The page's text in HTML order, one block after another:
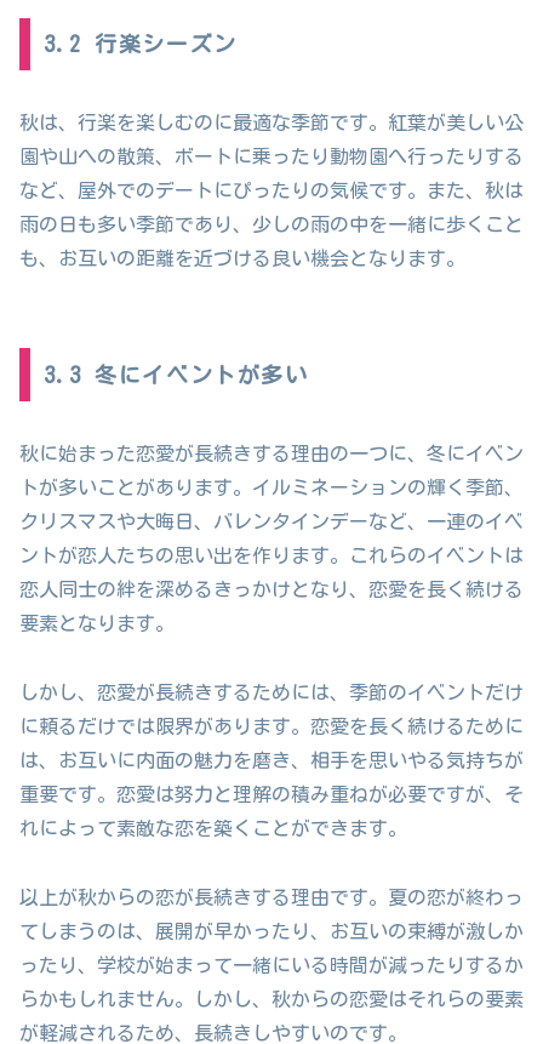
3.2 行楽シーズン
秋は、行楽を楽しむのに最適な季節です。紅葉が美しい公
園や山への散策、ボートに乗ったり動物園へ行ったりする
など、屋外でのデートにぴったりの気候です。また、秋は
雨の日も多い季節であり、少しの雨の中を一緒に歩くこと
も、お互いの距離を近づける良い機会となります。
3.3 冬にイベントが多い
秋に始まった恋愛が長続きする理由の一つに、冬にイベン
トが多いことがあります。イルミネーションの輝く季節、
クリスマスや大晦日、バレンタインデーなど、一連のイベ
ントが恋人たちの思い出を作ります。これらのイベントは
恋人同士の絆を深めるきっかけとなり、恋愛を長く続ける
要素となります。
しかし、恋愛が長続きするためには、季節のイベントだけ
に頼るだけでは限界があります。恋愛を長く続けるために
は、お互いに内面の魅力を磨き、相手を思いやる気持ちが
重要です。恋愛は努力と理解の積み重ねが必要ですが、そ
れによって素敵な恋を築くことができます。
以上が秋からの恋が長続きする理由です。夏の恋が終わっ
てしまうのは、展開が早かったり、お互いの束縛が激しか
ったり、学校が始まって一緒にいる時間が減ったりするか
らかもしれません。しかし、秋からの恋愛はそれらの要素
が軽減されるため、長続きしやすいのです。